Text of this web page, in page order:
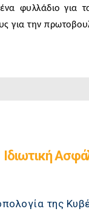
φυλλάδιο
για την
Ιδιωτική
της